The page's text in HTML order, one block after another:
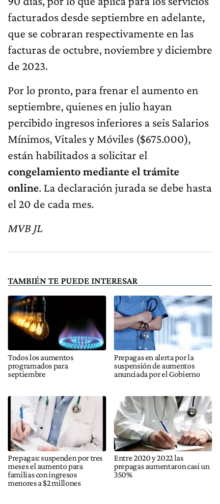
facturados desde septiembre en adelante,
que se cobraran respectivamente en las
facturas de octubre, noviembre y diciembre
de 2023.
Por lo pronto, para frenar el aumento en
septiembre, quienes en julio hayan
percibido ingresos inferiores a seis Salarios
Mínimos, Vitales y Móviles ($675.000),
están habilitados a solicitar el
congelamiento mediante el trámite
online. La declaración jurada se debe hasta
el 20 de cada mes.
MVB JL
TAMBIÉN TE PUEDE INTERESAR
Todos los aumentos
programados para
septiembre
Prepagas en alerta por la
suspensión de aumentos
anunciada por el Gobierno
Prepagas: suspenden por tres
meses el aumento para
familias con ingresos
menores a $2 millones
Entre 2020 y 2022 las
prepagas aumentaron casi un
350%